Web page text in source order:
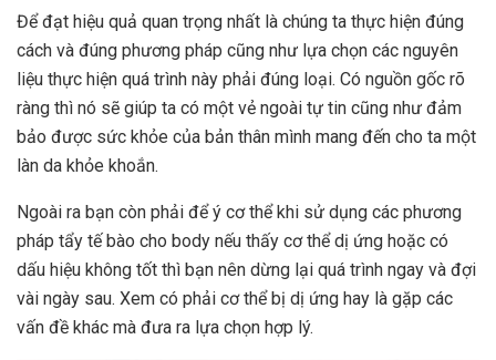
Để đạt hiệu quả quan trọng nhất là chúng ta thực hiện đúng
cách và đúng phương pháp cũng như lựa chọn các nguyên
liệu thực hiện quá trình này phải đúng loại. Có nguồn gốc rõ
ràng thì nó sẽ giúp ta có một vẻ ngoài tự tin cũng như đảm
bảo được sức khỏe của bản thân mình mang đến cho ta một
làn da khỏe khoắn.
Ngoài ra bạn còn phải để ý cơ thể khi sử dụng các phương
pháp tẩy tế bào cho body nếu thấy cơ thể dị ứng hoặc có
dấu hiệu không tốt thì bạn nên dừng lại quá trình ngay và đợi
vài ngày sau. Xem có phải cơ thể bị dị ứng hay là gặp các
vấn đề khác mà đưa ra lựa chọn hợp lý.